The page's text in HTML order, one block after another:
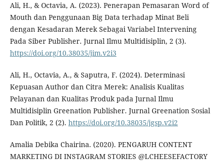
Ali, H., & Octavia, A. (2023). Penerapan Pemasaran Word of
Mouth dan Penggunaan Big Data terhadap Minat Beli
dengan Kesadaran Merek Sebagai Variabel Intervening
Pada Siber Publisher. Jurnal Ilmu Multidisiplin, 2 (3).
https://doi.org/10.38035/jim.v2i3
Ali, H., Octavia, A., & Saputra, F. (2024). Determinasi
Kepuasan Author dan Citra Merek: Analisis Kualitas
Pelayanan dan Kualitas Produk pada Jurnal Ilmu
Multidisiplin Greenation Publisher. Jurnal Greenation Sosial
Dan Politik, 2 (2). https://doi.org/10.38035/jgsp.v2i2
Amalia Debika Chairina. (2020). PENGARUH CONTENT
MARKETING DI INSTAGRAM STORIES @LCHEESEFACTORY